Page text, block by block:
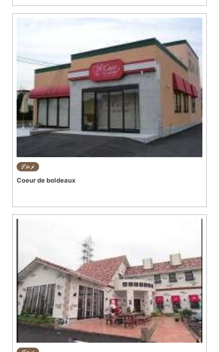
グルメ
Coeur de boldeaux